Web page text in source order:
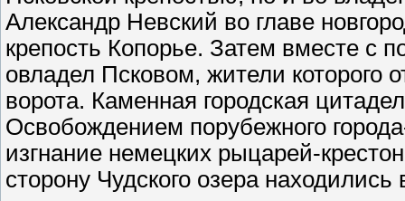
Александр Невский во главе
крепость Копорье. Затем вместе с
овладел Псковом, жители которого
ворота. Каменная городская
Освобождением порубежного
изгнание немецких рыцарей-
сторону Чудского озера